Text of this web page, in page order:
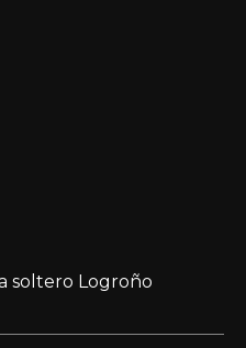
soltero Logroño